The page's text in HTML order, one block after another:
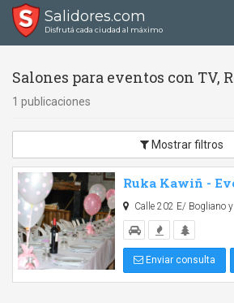
Salidores.com
Disfrutá cada ciudad al máximo
Salones para eventos con TV,
1 publicaciones
Mostrar filtros
Ruka Kawiñ -
Calle 202 E/ Bogliano y
Enviar consulta